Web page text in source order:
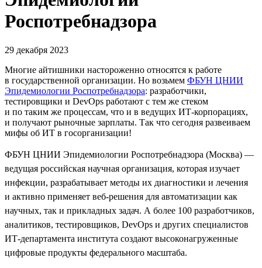
Роспотребнадзора
29 декабря 2023
Многие айтишники настороженно относятся к работе
в государственной организации. Но возьмем ФБУН ЦНИИ
Эпидемиологии Роспотребнадзора: разработчики,
тестировщики и DevOps работают с тем же стеком
и по таким же процессам, что и в ведущих ИТ-корпорациях,
и получают рыночные зарплаты. Так что сегодня развеиваем
мифы об ИТ в госорганизации!
ФБУН ЦНИИ Эпидемиологии Роспотребнадзора (Москва) —
ведущая российская научная организация, которая изучает
инфекции, разрабатывает методы их диагностики и лечения
и активно применяет веб-решения для автоматизации как
научных, так и прикладных задач. А более 100 разработчиков,
аналитиков, тестировщиков, DevOps и других специалистов
ИТ-департамента института создают высоконагруженные
цифровые продукты федерального масштаба.